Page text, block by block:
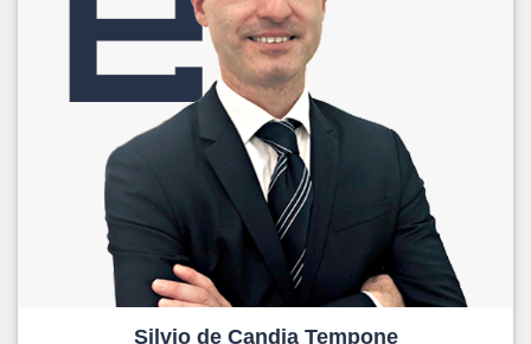
Silvio de Candia Tempone